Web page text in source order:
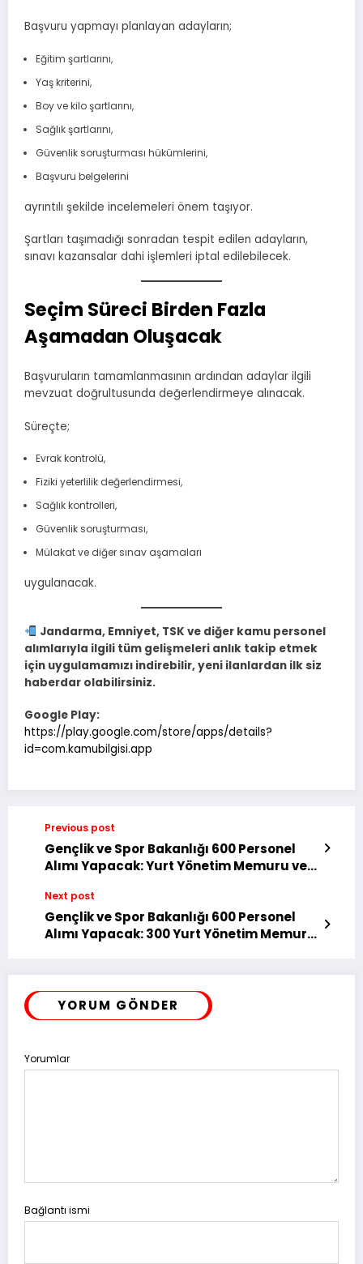
Başvuru yapmayı planlayan adayların;
Eğitim şartlarını,
Yaş kriterini,
Boy ve kilo şartlarını,
Sağlık şartlarını,
Güvenlik soruşturması hükümlerini,
Başvuru belgelerini
ayrıntılı şekilde incelemeleri önem taşıyor.
Şartları taşımadığı sonradan tespit edilen adayların,
sınavı kazansalar dahi işlemleri iptal edilebilecek.
Seçim Süreci Birden Fazla
Aşamadan Oluşacak
Başvuruların tamamlanmasının ardından adaylar ilgili
mevzuat doğrultusunda değerlendirmeye alınacak.
Süreçte;
Evrak kontrolü,
Fiziki yeterlilik değerlendirmesi,
Sağlık kontrolleri,
Güvenlik soruşturması,
Mülakat ve diğer sınav aşamaları
uygulanacak.
Jandarma, Emniyet, TSK ve diğer kamu personel
alımlarıyla ilgili tüm gelişmeleri anlık takip etmek
için uygulamamızı indirebilir, yeni ilanlardan ilk siz
haberdar olabilirsiniz.
Google Play:
https://play.google.com/store/apps/details?
id=com.kamubilgisi.app
Previous post
Gençlik ve Spor Bakanlığı 600 Personel
Alımı Yapacak: Yurt Yönetim Memuru ve
Next post
Gençlik ve Spor Bakanlığı 600 Personel
Alımı Yapacak: 300 Yurt Yönetim Memuru
YORUM GÖNDER
Yorumlar
Bağlantı ismi